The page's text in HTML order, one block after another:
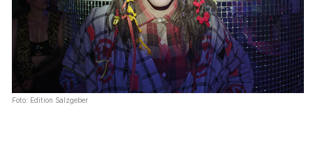
Foto: Edition Salzgeber